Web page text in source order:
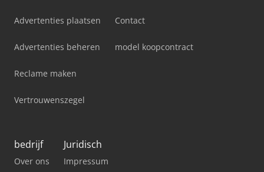
Advertenties plaatsen
Advertenties beheren
Reclame maken
Vertrouwenszegel
Contact
model koopcontract
bedrijf
Over ons
Juridisch
Impressum